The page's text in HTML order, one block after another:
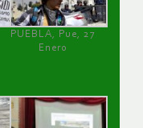
PUEBLA, Pue, 27
Enero